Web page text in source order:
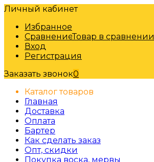
Личный кабинет
Избранное
СравнениеТовар в сравнении
Вход
Регистрация
Заказать звонок0
Каталог товаров
Главная
Доставка
Оплата
Бартер
Как сделать заказ
Опт, скидки
Покупка воска, мервы